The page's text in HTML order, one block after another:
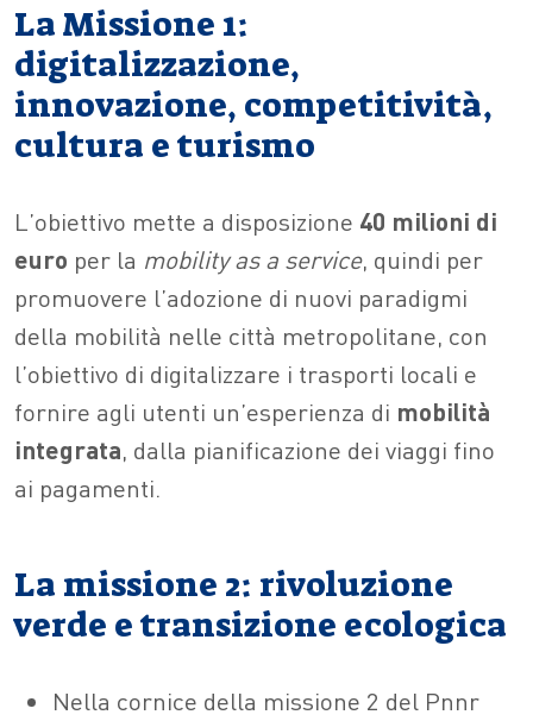
La Missione 1:
digitalizzazione,
innovazione, competitività,
cultura e turismo
L’obiettivo mette a disposizione 40 milioni di
euro per la mobility as a service, quindi per
promuovere l’adozione di nuovi paradigmi
della mobilità nelle città metropolitane, con
l’obiettivo di digitalizzare i trasporti locali e
fornire agli utenti un’esperienza di mobilità
integrata, dalla pianificazione dei viaggi fino
ai pagamenti.
La missione 2: rivoluzione
verde e transizione ecologica
Nella cornice della missione 2 del Pnnr